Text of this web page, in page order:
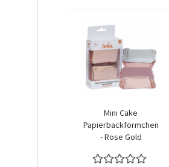
Mini Cake
Papierbackförmchen
- Rose Gold